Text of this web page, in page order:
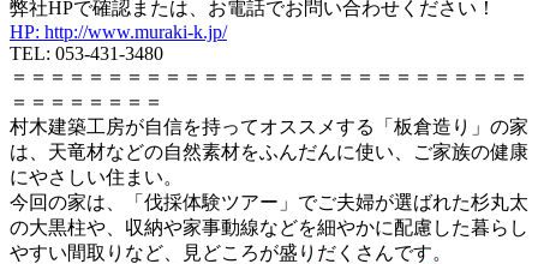
弊社HPで確認または、お電話でお問い合わせください！
HP: http://www.muraki-k.jp/
TEL: 053-431-3480
＝＝＝＝＝＝＝＝＝＝＝＝＝＝＝＝＝＝＝＝＝＝＝＝＝＝＝
＝＝＝＝＝＝＝＝
村木建築工房が自信を持ってオススメする「板倉造り」の家
は、天竜材などの自然素材をふんだんに使い、ご家族の健康
にやさしい住まい。
今回の家は、「伐採体験ツアー」でご夫婦が選ばれた杉丸太
の大黒柱や、収納や家事動線などを細やかに配慮した暮らし
やすい間取りなど、見どころが盛りだくさんです。